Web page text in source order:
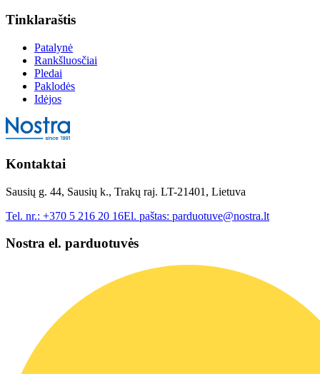
Tinklaraštis
Patalynė
Rankšluosčiai
Pledai
Paklodės
Idėjos
Kontaktai
Sausių g. 44, Sausių k., Trakų raj. LT-21401, Lietuva
Tel. nr.: +370 5 216 20 16El. paštas: parduotuve@nostra.lt
Nostra el. parduotuvės